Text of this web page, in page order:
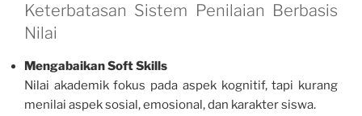
Keterbatasan Sistem Penilaian Berbasis
Nilai
Mengabaikan Soft Skills
Nilai akademik fokus pada aspek kognitif, tapi kurang
menilai aspek sosial, emosional, dan karakter siswa.